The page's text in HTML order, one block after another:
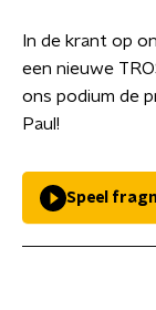
In de krant op
een nieuwe
ons podium de
Paul!
Speel